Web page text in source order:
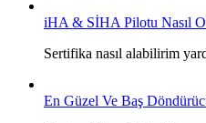
iHA & SİHA Pilotu Nasıl
Sertifika nasıl alabilirim
En Güzel Ve Baş